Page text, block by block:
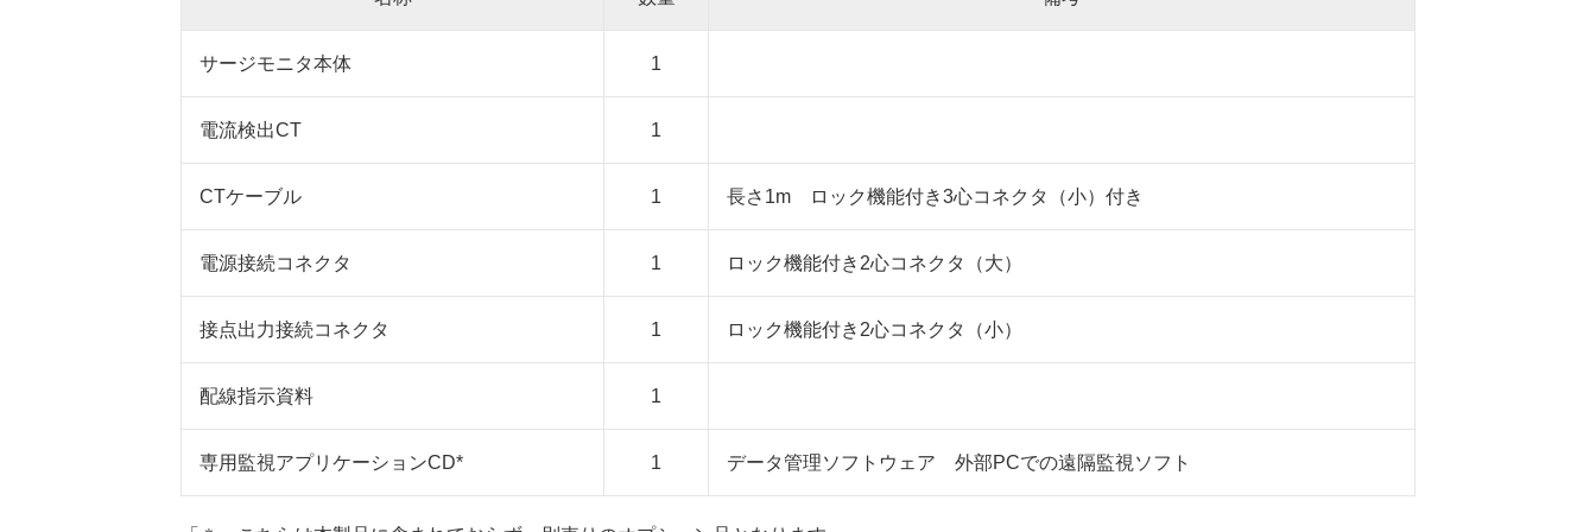
サージモニタ本体 1
電流検出CT 1
CTケーブル 1 長さ1m ロック機能付き3心コネクタ（小）付き
電源接続コネクタ 1 ロック機能付き2心コネクタ（大）
接点出力接続コネクタ 1 ロック機能付き2心コネクタ（小）
配線指示資料 1
専用監視アプリケーションCD* 1 データ管理ソフトウェア 外部PCでの遠隔監視ソフト